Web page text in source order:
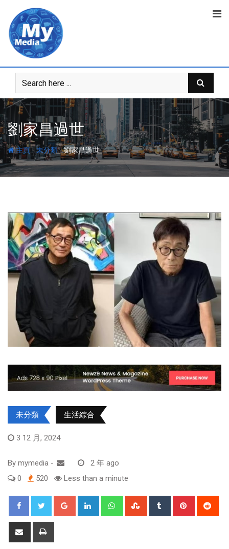
劉家昌過世
主頁-未分類-劉家昌過世
未分類 生活綜合
3 12 月, 2024
By mymedia -
2 年 ago
0
520 Less than a minute